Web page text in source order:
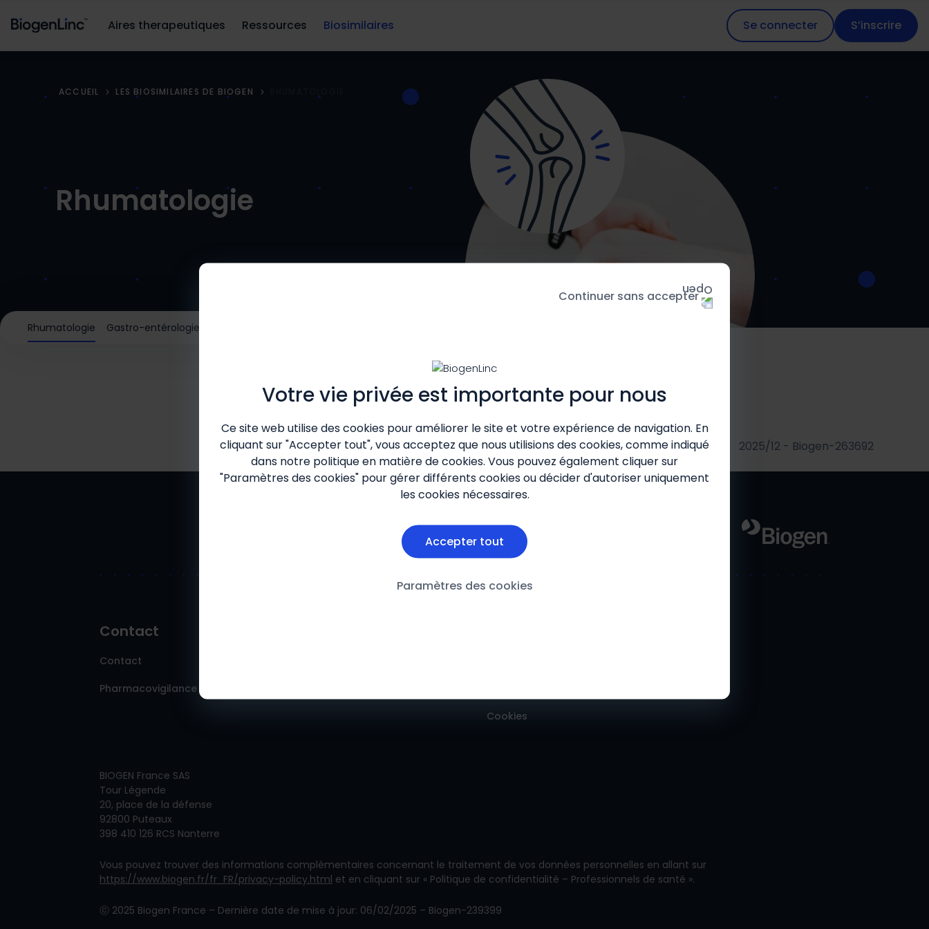
Votre vie privée est importante pour nous
Ce site web utilise des cookies pour améliorer le site et votre expérience de navigation. En
cliquant sur "Accepter tout", vous acceptez que nous utilisions des cookies, comme indiqué
dans notre politique en matière de cookies. Vous pouvez également cliquer sur
"Paramètres des cookies" pour gérer différents cookies ou décider d'autoriser uniquement
les cookies nécessaires.
Accepter tout
Paramètres des cookies
Continuer sans accepter
Aires therapeutiques Ressources Biosimilaires Se connecter S’inscrire
ACCUEIL LES BIOSIMILAIRES DE BIOGEN
Rhumatologie
Rhumatologie Gastro-entérologie
2025/12 - Biogen-263692
Contact
Contact
Pharmacovigilance
Cookies
BIOGEN France SAS
Tour Légende
20, place de la défense
92800 Puteaux
398 410 126 RCS Nanterre
Vous pouvez trouver des informations complémentaires concernant le traitement de vos données personnelles en allant sur
https://www.biogen.fr/fr_FR/privacy-policy.html et en cliquant sur « Politique de confidentialité – Professionnels de santé ».
ⓒ 2025 Biogen France – Dernière date de mise à jour: 06/02/2025 – Biogen-239399